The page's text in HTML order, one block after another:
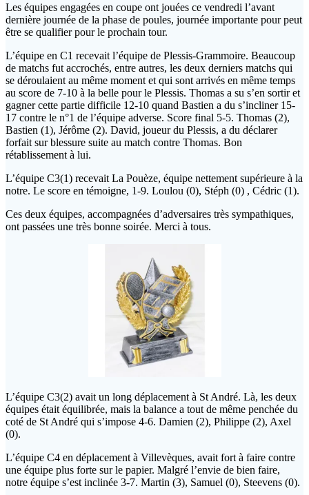
Les équipes engagées en coupe ont jouées ce vendredi l’avant
dernière journée de la phase de poules, journée importante pour peut
être se qualifier pour le prochain tour.
L’équipe en C1 recevait l’équipe de Plessis-Grammoire. Beaucoup
de matchs fut accrochés, entre autres, les deux derniers matchs qui
se déroulaient au même moment et qui sont arrivés en même temps
au score de 7-10 à la belle pour le Plessis. Thomas a su s’en sortir et
gagner cette partie difficile 12-10 quand Bastien a du s’incliner 15-
17 contre le n°1 de l’équipe adverse. Score final 5-5. Thomas (2),
Bastien (1), Jérôme (2). David, joueur du Plessis, a du déclarer
forfait sur blessure suite au match contre Thomas. Bon
rétablissement à lui.
L’équipe C3(1) recevait La Pouèze, équipe nettement supérieure à la
notre. Le score en témoigne, 1-9. Loulou (0), Stéph (0) , Cédric (1).
Ces deux équipes, accompagnées d’adversaires très sympathiques,
ont passées une très bonne soirée. Merci à tous.
L’équipe C3(2) avait un long déplacement à St André. Là, les deux
équipes était équilibrée, mais la balance a tout de même penchée du
coté de St André qui s’impose 4-6. Damien (2), Philippe (2), Axel
(0).
L’équipe C4 en déplacement à Villevèques, avait fort à faire contre
une équipe plus forte sur le papier. Malgré l’envie de bien faire,
notre équipe s’est inclinée 3-7. Martin (3), Samuel (0), Steevens (0).